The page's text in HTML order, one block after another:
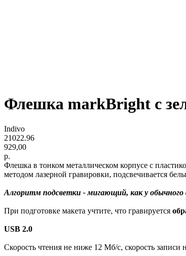
Флешка markBright с
Indivo
21022.96
929,00
р.
Флешка в тонком металлическом корпусе с
методом лазерной гравировки, подсвечивается
Алгоритм подсветки - мигающий, как у
При подготовке макета учтите, что гравируется
USB 2.0
Скорость чтения не ниже 12 Мб/с, скорость записи